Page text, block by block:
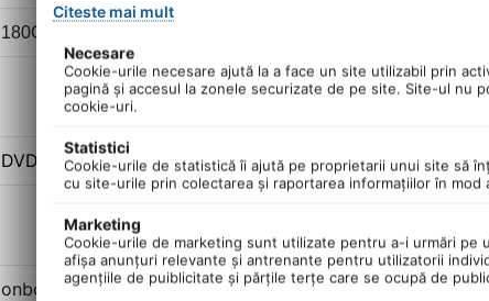
180Gb SSD SATA
DVDRW SATA
onboardHD 530 +placa video dedicata ATI Radeon
Citeste mai mult
Necesare
Cookie-urile necesare ajută la a face un site utilizabil prin
pagină şi accesul la zonele securizate de pe site. Site-ul nu
cookie-uri.
Statistici
Cookie-urile de statistică îi ajută pe proprietarii unui site să
cu site-urile prin colectarea şi raportarea informaţiilor în mod
Marketing
Cookie-urile de marketing sunt utilizate pentru a-i urmări pe
afişa anunţuri relevante şi antrenante pentru utilizatorii
agenţiile de puiblicitate şi părţile terţe care se ocupă de